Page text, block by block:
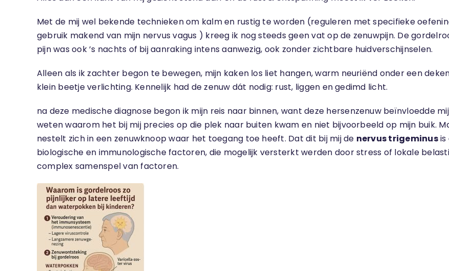
Met de mij wel bekende technieken om kalm en rustig te worden (reguleren met specifieke
gebruik makend van mijn nervus vagus ) kreeg ik nog steeds geen vat op de zenuwpijn. De
pijn was ook ’s nachts of bij aanraking intens aanwezig, ook zonder zichtbare huidverschijnselen.
Alleen als ik zachter begon te bewegen, mijn kaken los liet hangen, warm neuriënd onder een
klein beetje verlichting. Kennelijk had de zenuw dát nodig: rust, liggen en gedimd licht.
na deze medische diagnose begon ik mijn reis naar binnen, want deze hersenzenuw beïnvloedde
weten waarom het bij mij precies op die plek naar buiten kwam en niet bijvoorbeeld op mijn buik.
nestelt zich in een zenuwknoop waar het toegang toe heeft. Dat dit bij mij de nervus trigeminusis
biologische en immunologische factoren, die mogelijk versterkt werden door stress of lokale
complex samenspel van factoren.